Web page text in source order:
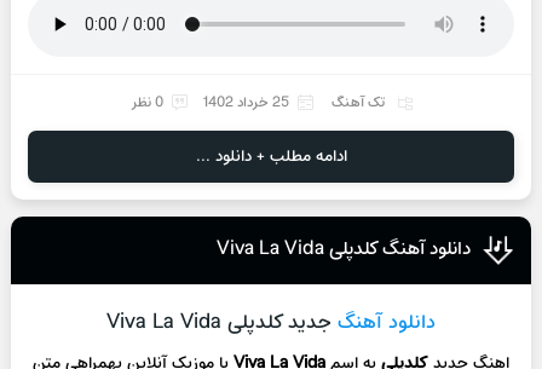
تک آهنگ 25 خرداد 1402 0 نظر
ادامه مطلب + دانلود ...
دانلود آهنگ کلدپلی Viva La Vida
دانلود آهنگ جدید کلدپلی Viva La Vida